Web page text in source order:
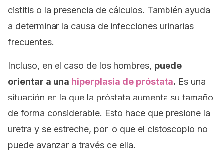
cistitis o la presencia de cálculos. También ayuda
a determinar la causa de infecciones urinarias
frecuentes.
Incluso, en el caso de los hombres, puede
orientar a una hiperplasia de próstata. Es una
situación en la que la próstata aumenta su tamaño
de forma considerable. Esto hace que presione la
uretra y se estreche, por lo que el cistoscopio no
puede avanzar a través de ella.